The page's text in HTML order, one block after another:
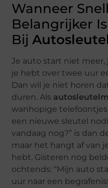
Wanneer
Belangrijker
Bij
Je auto start niet meer,
je hebt over twee uur
Dan wil je niet horen
duren. Als
wanhopige
een nieuwe sleutel
vandaag nog?” is dan
maar het hangt af van
hebt. Gisteren nog
ochtends: “Mijn auto
uur naar een